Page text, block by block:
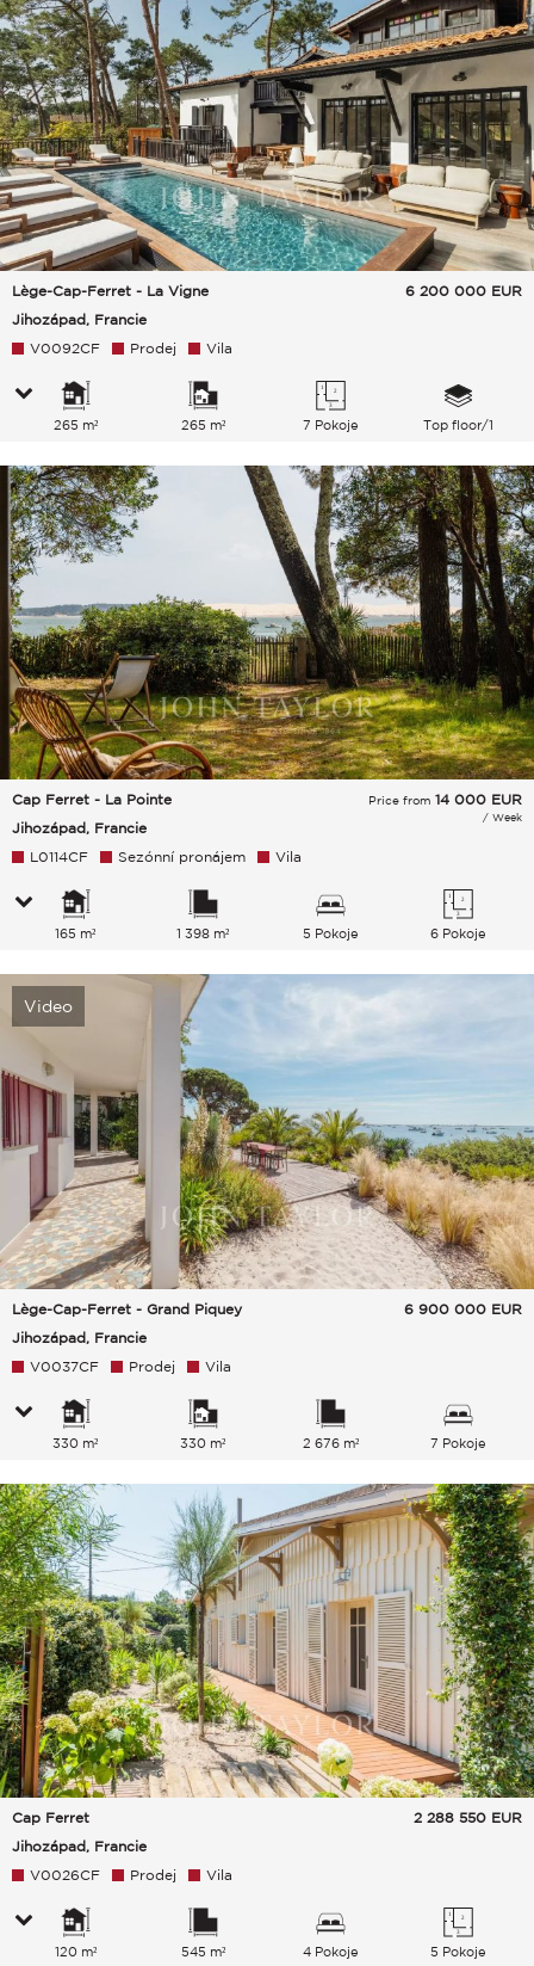
Lège-Cap-Ferret - La Vigne
Jihozápad, Francie
6 200 000 EUR
V0092CF Prodej Vila
265 m² 265 m² 7 Pokoje Top floor/1
Cap Ferret - La Pointe
Jihozápad, Francie
Price from 14 000 EUR
/ Week
L0114CF Sezónní pronájem Vila
165 m² 1 398 m² 5 Pokoje 6 Pokoje
Video
Lège-Cap-Ferret - Grand Piquey
Jihozápad, Francie
6 900 000 EUR
V0037CF Prodej Vila
330 m² 330 m² 2 676 m² 7 Pokoje
Cap Ferret
Jihozápad, Francie
2 288 550 EUR
V0026CF Prodej Vila
120 m² 545 m² 4 Pokoje 5 Pokoje